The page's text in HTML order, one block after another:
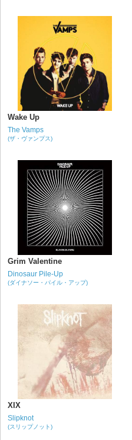
Wake Up
The Vamps
(ザ・ヴァンプス)
Grim Valentine
Dinosaur Pile-Up
(ダイナソー・パイル・アップ)
XIX
Slipknot
(スリップノット)